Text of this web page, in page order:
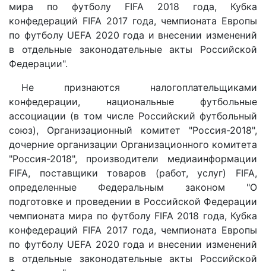
мира по футболу FIFA 2018 года, Кубка
конфедераций FIFA 2017 года, чемпионата Европы
по футболу UEFA 2020 года и внесении изменений
в отдельные законодательные акты Российской
Федерации".
Не признаются налогоплательщиками
конфедерации, национальные футбольные
ассоциации (в том числе Российский футбольный
союз), Организационный комитет "Россия-2018",
дочерние организации Организационного комитета
"Россия-2018", производители медиаинформации
FIFA, поставщики товаров (работ, услуг) FIFA,
определенные Федеральным законом "О
подготовке и проведении в Российской Федерации
чемпионата мира по футболу FIFA 2018 года, Кубка
конфедераций FIFA 2017 года, чемпионата Европы
по футболу UEFA 2020 года и внесении изменений
в отдельные законодательные акты Российской